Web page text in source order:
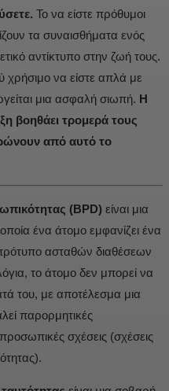
Το να είστε πρόθυμοι
τα συναισθήματα ενός
αντίκτυπο στην ζωή τους.
χρήσιμο να είστε απλά με
μια ασφαλή σιωπή. Η
βοηθάει τρομερά τους
από αυτό το
(BPD) είναι μια
ένα άτομο εμφανίζει ένα
ασταθών διαθέσεων
το άτομο δεν μπορεί να
του, με αποτέλεσμα μια
παρορμητικές
σχέσεις (σχέσεις